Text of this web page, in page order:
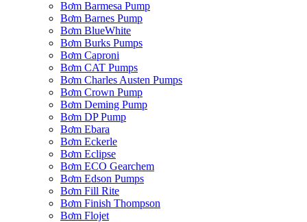
Bơm Barmesa Pump
Bơm Barnes Pump
Bơm BlueWhite
Bơm Burks Pumps
Bơm Caproni
Bơm CAT Pumps
Bơm Charles Austen Pumps
Bơm Crown Pump
Bơm Deming Pump
Bơm DP Pump
Bơm Ebara
Bơm Eckerle
Bơm Eclipse
Bơm ECO Gearchem
Bơm Edson Pumps
Bơm Fill Rite
Bơm Finish Thompson
Bơm Flojet